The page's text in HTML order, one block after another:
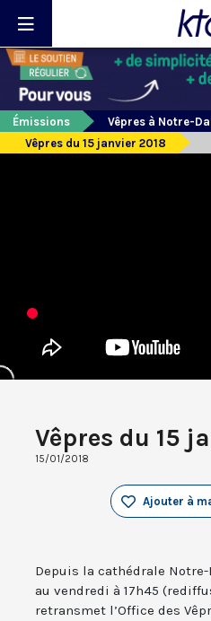
Émissions
Vêpres à Notre-
Vêpres du 15 janvier 2018
Vêpres du 15
15/01/2018
Ajouter à
Depuis la cathédrale
au vendredi à 17h45
retransmet l’Office des